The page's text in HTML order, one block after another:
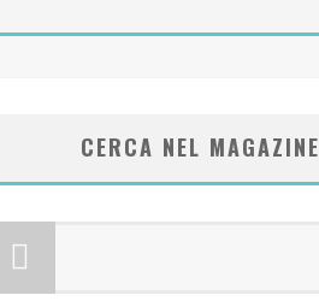
CERCA NEL MAGAZINE